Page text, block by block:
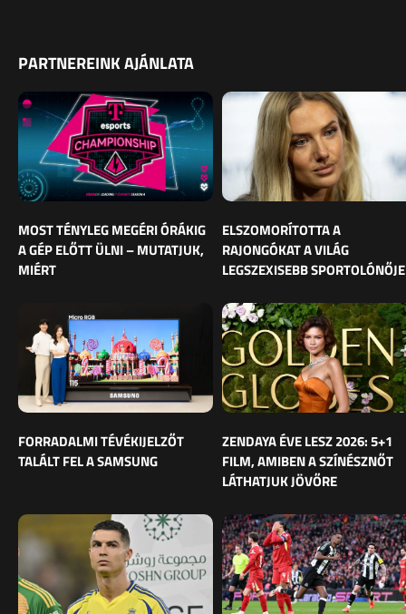
PARTNEREINK AJÁNLATA
MOST TÉNYLEG MEGÉRI ÓRÁKIG
A GÉP ELŐTT ÜLNI – MUTATJUK,
MIÉRT
ELSZOMORÍTOTTA A
RAJONGÓKAT A VILÁG
LEGSZEXISEBB SPORTOLÓNŐJE
FORRADALMI TÉVÉKIJELZŐT
TALÁLT FEL A SAMSUNG
ZENDAYA ÉVE LESZ 2026: 5+1
FILM, AMIBEN A SZÍNÉSZNŐT
LÁTHATJUK JÖVŐRE